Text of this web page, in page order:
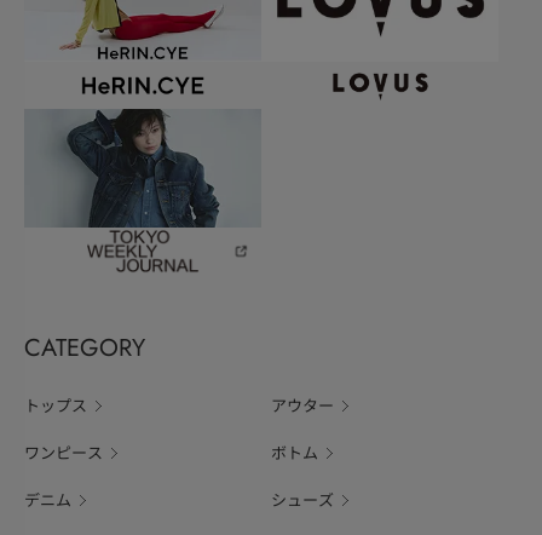
CATEGORY
トップス アウター
ワンピース ボトム
デニム シューズ